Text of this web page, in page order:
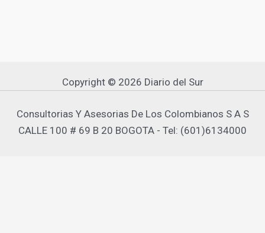
Copyright © 2026 Diario del Sur
Consultorias Y Asesorias De Los Colombianos S A S
CALLE 100 # 69 B 20 BOGOTA - Tel: (601)6134000